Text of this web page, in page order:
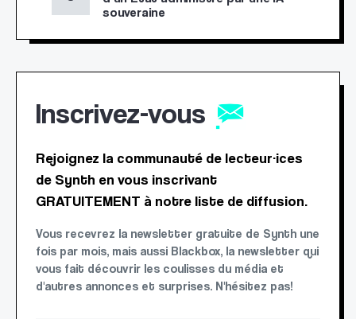
souveraine
Inscrivez-vous
Rejoignez la communauté de lecteur·ices
de Synth en vous inscrivant
GRATUITEMENT à notre liste de diffusion.
Vous recevrez la newsletter gratuite de Synth une
fois par mois, mais aussi Blackbox, la newsletter qui
vous fait découvrir les coulisses du média et
d'autres annonces et surprises. N'hésitez pas!